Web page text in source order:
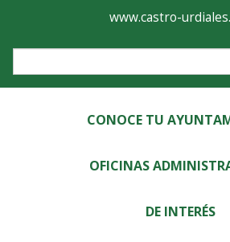
Ayuntamiento
de
Castro-
Urdiales
www.castro-
CONOCE TU
OFICINAS
DE INTERÉS